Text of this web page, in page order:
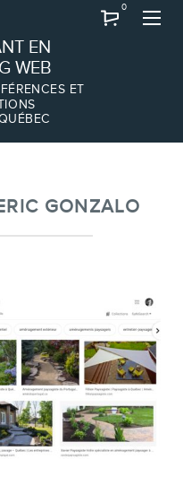
EN
WEB
ET
0
GONZALO